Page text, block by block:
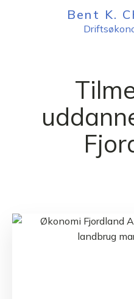
Bent K.